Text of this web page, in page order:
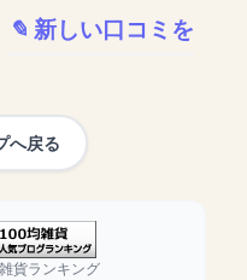
新しい口コミを
へ戻る
貨ランキング